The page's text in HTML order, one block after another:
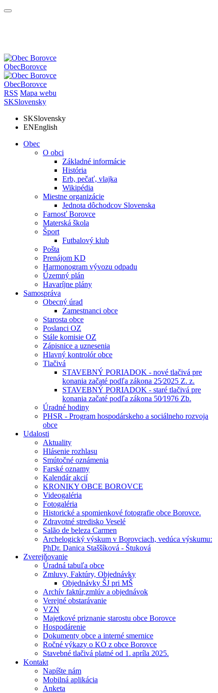
ObecBorovce
ObecBorovce
RSS Mapa webu
SKSlovensky
SKSlovensky
ENEnglish
Obec
O obci
Základné informácie
História
Erb, pečať, vlajka
Wikipédia
Miestne organizácie
Jednota dôchodcov Slovenska
Farnosť Borovce
Materská škola
Šport
Futbalový klub
Pošta
Prenájom KD
Harmonogram vývozu odpadu
Územný plán
Havaríjne plány
Samospráva
Obecný úrad
Zamestnanci obce
Starosta obce
Poslanci OZ
Stále komisie OZ
Zápisnice a uznesenia
Hlavný kontrolór obce
Tlačivá
STAVEBNÝ PORIADOK - nové tlačivá pre
konania začaté podľa zákona 25⁄2025 Z. z.
STAVEBNÝ PORIADOK - staré tlačivá pre
konania začaté podľa zákona 50⁄1976 Zb.
Úradné hodiny
PHSR - Program hospodárskeho a sociálneho rozvoja
obce
Udalosti
Aktuality
Hlásenie rozhlasu
Smútočné oznámenia
Farské oznamy
Kalendár akcií
KRONIKY OBCE BOROVCE
Videogaléria
Fotogaléria
Historické a spomienkové fotografie obce Borovce.
Zdravotné stredisko Veselé
Salão de beleza Carmen
Archelogický výskum v Borovciach, vedúca výskumu:
PhDr. Danica Staššíková - Štuková
Zverejňovanie
Úradná tabuľa obce
Zmluvy, Faktúry, Objednávky
Objednávky ŠJ pri MŠ
Archív faktúr,zmlúv a objednávok
Verejné obstarávanie
VZN
Majetkové priznanie starostu obce Borovce
Hospodárenie
Dokumenty obce a interné smernice
Ročné výkazy o KO z obce Borovce
Stavebné tlačivá platné od 1. apríla 2025.
Kontakt
Napíšte nám
Mobilná aplikácia
Anketa